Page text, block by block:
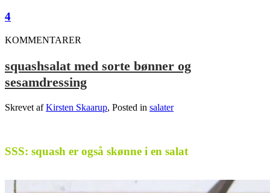
4
KOMMENTARER
squashsalat med sorte bønner og
sesamdressing
Skrevet afKirsten Skaarup, Posted in salater
SSS: squash er også skønne i en salat